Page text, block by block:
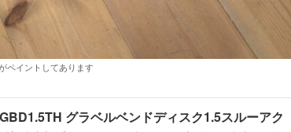
ペイントしてあります
グラベルベンドディスク1.5スルーアク